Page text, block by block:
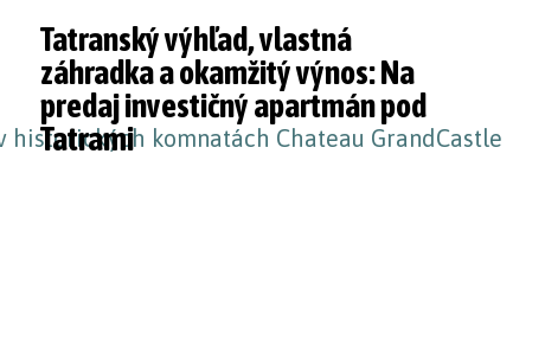
Tatranský výhľad, vlastná
záhradka a okamžitý výnos: Na
predaj investičný apartmán pod
Tatrami